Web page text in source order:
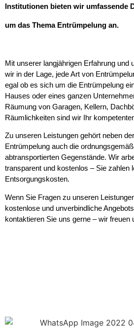
Institutionen bieten wir umfassende
um das Thema Entrümpelung an.
Mit unserer langjährigen Erfahrung und
wir in der Lage, jede Art von
egal ob es sich um die Entrümpelung
Hauses oder eines ganzen
Räumung von Garagen, Kellern,
Räumlichkeiten sind wir Ihr
Zu unseren Leistungen gehört neben
Entrümpelung auch die
abtransportierten Gegenstände. Wir
transparent und kostenlos – Sie zahlen
Entsorgungskosten.
Wenn Sie Fragen zu unseren
kostenlose und unverbindliche
kontaktieren Sie uns gerne – wir freuen